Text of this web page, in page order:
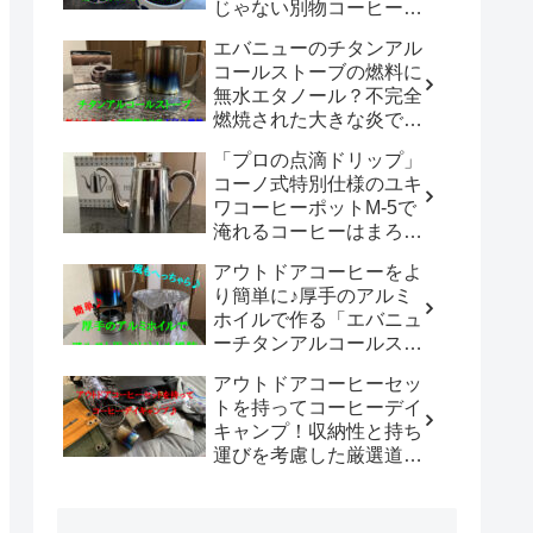
じゃない別物コーヒード
「WDC-185開封レビュ
ー」
エバニューのチタンアル
コールストーブの燃料に
無水エタノール？不完全
燃焼された大きな炎でチ
沸かしてコーヒーを楽し
む。
「プロの点滴ドリップ」
コーノ式特別仕様のユキ
ワコーヒーポットM-5で
淹れるコーヒーはまろや
アウトドアコーヒーをよ
り簡単に♪厚手のアルミ
ホイルで作る「エバニュ
ーチタンアルコールスト
手は既製品以上？？
アウトドアコーヒーセッ
トを持ってコーヒーデイ
キャンプ！収納性と持ち
運びを考慮した厳選道具